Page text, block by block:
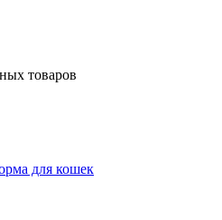
товаров
для кошек